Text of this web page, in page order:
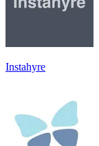
Instahyre